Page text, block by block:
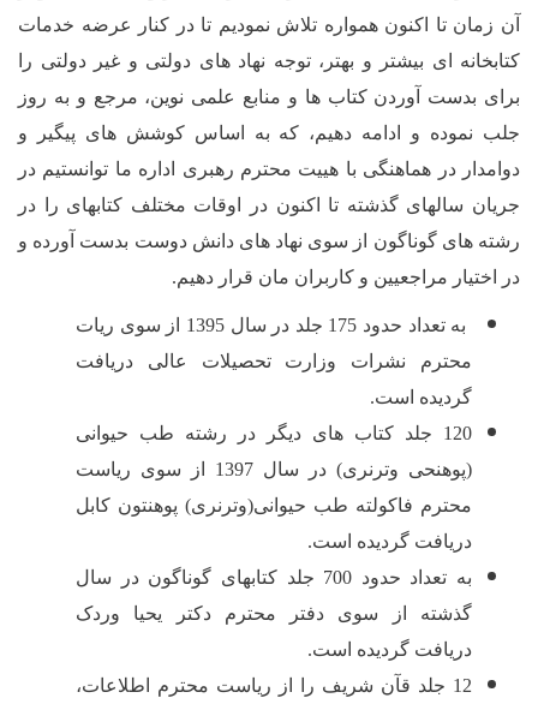
اکنون همواره تلاش نمودیم تا در کنار عرضه خدمات
بیشتر و بهتر، توجه نهاد های دولتی و غیر دولتی را
آوردن کتاب ها و منابع علمی نوین، مرجع و به روز
و ادامه دهیم، که به اساس کوشش های پیگیر و
هماهنگی با هییت محترم رهبری اداره ما توانستیم در
گذشته تا اکنون در اوقات مختلف کتابهای را در
از سوی نهاد های دانش دوست بدست آورده و
و کاربران مان قرار دهیم.
به تعداد حدود 175 جلد در سال 1395 از سوی ریات
نشرات وزارت تحصیلات عالی دریافت
است.
جلد کتاب های دیگر در رشته طب حیوانی
(پوهنحی وترنری) در سال 1397 از سوی ریاست
فاکولته طب حیوانی(وترنری) پوهنتون کابل
گردیده است.
به تعداد حدود 700 جلد کتابهای گوناگون در سال
از سوی دفتر محترم دکتر یحیا وردک
گردیده است.
جلد قآن شریف را از ریاست محترم اطلاعات،